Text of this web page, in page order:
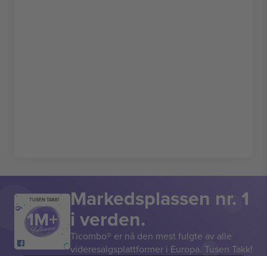
TUSEN TAKK! Markedsplassen nr. 1
i verden.
Ticombo® er nå den mest fulgte av alle
videresalgsplattformer i Europa. Tusen Takk!